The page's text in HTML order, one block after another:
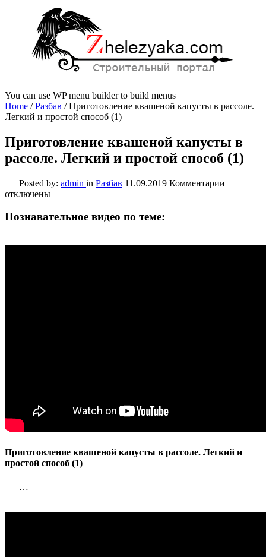
You can use WP menu builder to build menus
Home /Разбав /Приготовление квашеной капусты в рассоле.
Легкий и простой способ (1)
Приготовление квашеной капусты в
рассоле. Легкий и простой способ (1)
Posted by: admin in Разбав 11.09.2019 Комментарии
рассоле.
отключены
Познавательное видео по теме:
Приготовление квашеной капусты в рассоле. Легкий и
простой способ (1)
…